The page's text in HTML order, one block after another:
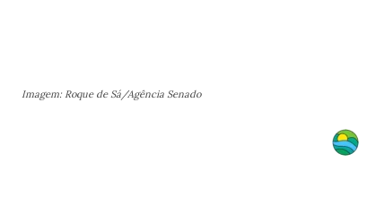
Imagem: Roque de Sá/Agência Senado